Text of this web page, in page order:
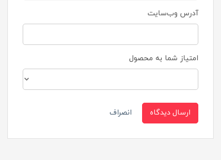
آدرس وب‌سایت
امتیاز شما به محصول
ارسال دیدگاه انصراف